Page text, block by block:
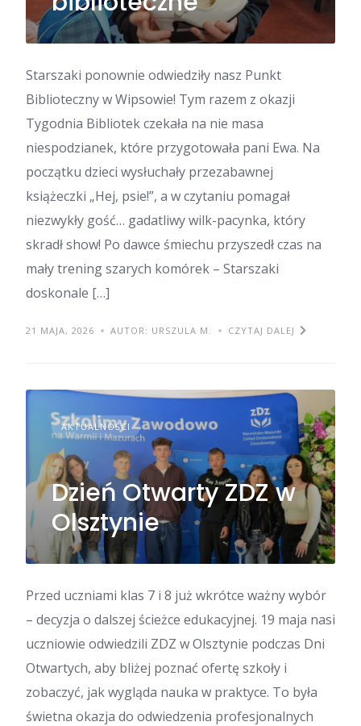
Starszaki ponownie odwiedziły nasz Punkt
Biblioteczny w Wipsowie! Tym razem z okazji
Tygodnia Bibliotek czekała na nie masa
niespodzianek, które przygotowała pani Ewa. ​Na
początku dzieci wysłuchały przezabawnej
książeczki „Hej, psie!”, a w czytaniu pomagał
niezwykły gość… gadatliwy wilk-pacynka, który
skradł show! Po dawce śmiechu przyszedł czas na
mały trening szarych komórek – Starszaki
doskonale […]
21 MAJA, 2026 AUTOR: URSZULA M. CZYTAJ DALEJ
AKTUALNOŚCI
Dzień Otwarty ZDZ w
Olsztynie
Przed uczniami klas 7 i 8 już wkrótce ważny wybór
– decyzja o dalszej ścieżce edukacyjnej. 19 maja nasi
uczniowie odwiedzili ZDZ w Olsztynie podczas Dni
Otwartych, aby bliżej poznać ofertę szkoły i
zobaczyć, jak wygląda nauka w praktyce. To była
świetna okazja do odwiedzenia profesjonalnych